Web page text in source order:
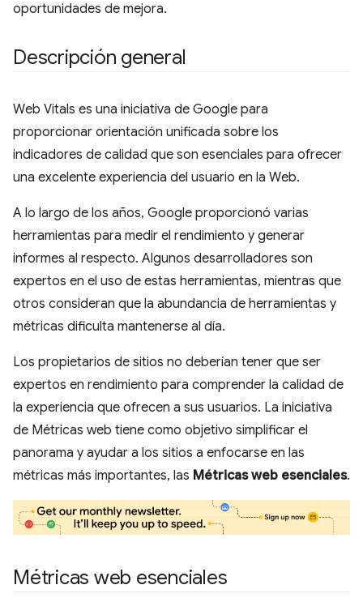
oportunidades de mejora.
Descripción general
Web Vitals es una iniciativa de Google para
proporcionar orientación unificada sobre los
indicadores de calidad que son esenciales para ofrecer
una excelente experiencia del usuario en la Web.
A lo largo de los años, Google proporcionó varias
herramientas para medir el rendimiento y generar
informes al respecto. Algunos desarrolladores son
expertos en el uso de estas herramientas, mientras que
otros consideran que la abundancia de herramientas y
métricas dificulta mantenerse al día.
Los propietarios de sitios no deberían tener que ser
expertos en rendimiento para comprender la calidad de
la experiencia que ofrecen a sus usuarios. La iniciativa
de Métricas web tiene como objetivo simplificar el
panorama y ayudar a los sitios a enfocarse en las
métricas más importantes, las Métricas web esenciales.
Métricas web esenciales